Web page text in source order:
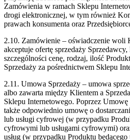
Zamówienia w ramach Sklepu
drogi elektronicznej, w tym również
prawach konsumenta oraz
2.10. Zamówienie – oświadczenie
akceptuje ofertę sprzedaży
szczególności cenę, rodzaj, ilość
Sprzedaży za pośrednictwem Sklepu
2.11. Umowa Sprzedaży – umowa
albo zawarta między Klientem a
Sklepu Internetowego. Poprzez Umowę
także odpowiednio umowę o
lub usługi cyfrowej (w przypadku
cyfrowymi lub usługami cyfrowymi)
usług (w przypadku Produktu będącego